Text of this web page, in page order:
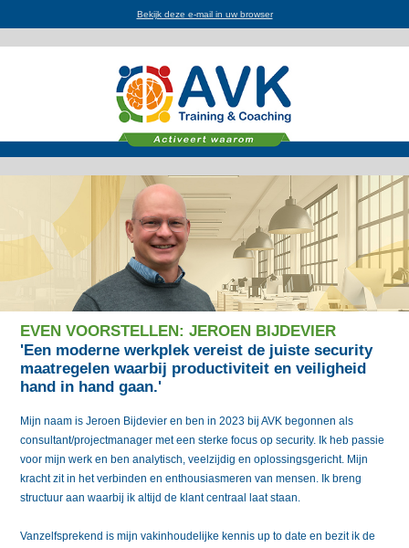
Bekijk deze e-mail in uw browser
EVEN VOORSTELLEN: JEROEN BIJDEVIER
'Een moderne werkplek vereist de juiste security
maatregelen waarbij productiviteit en veiligheid
hand in hand gaan.'
Mijn naam is Jeroen Bijdevier en ben in 2023 bij AVK begonnen als
consultant/projectmanager met een sterke focus op security. Ik heb passie
voor mijn werk en ben analytisch, veelzijdig en oplossingsgericht. Mijn
kracht zit in het verbinden en enthousiasmeren van mensen. Ik breng
structuur aan waarbij ik altijd de klant centraal laat staan.
Vanzelfsprekend is mijn vakinhoudelijke kennis up to date en bezit ik de